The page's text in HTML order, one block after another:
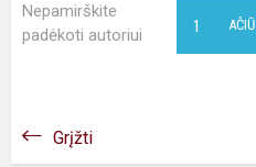
Nepamirškite
padėkoti autoriui
AČIŪ
1
Grįžti